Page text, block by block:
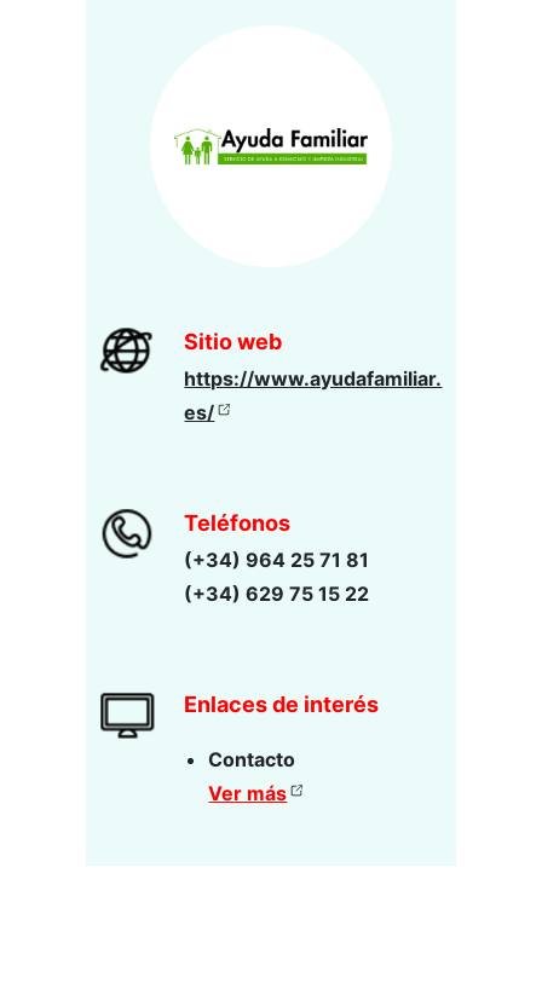
Sitio web
https://www.ayudafamiliar.
es/
Teléfonos
(+34) 964 25 71 81
(+34) 629 75 15 22
Enlaces de interés
Contacto
Ver más